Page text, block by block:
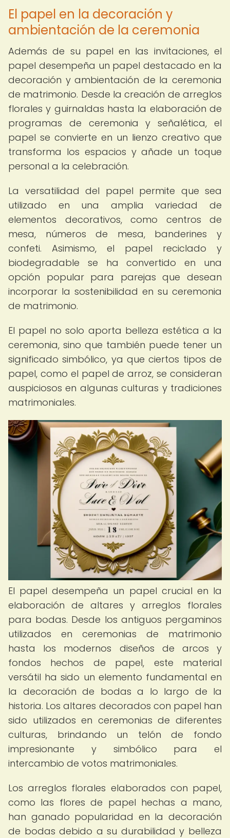
El papel en la decoración y
ambientación de la ceremonia
Además de su papel en las invitaciones, el
papel desempeña un papel destacado en la
decoración y ambientación de la ceremonia
de matrimonio. Desde la creación de arreglos
florales y guirnaldas hasta la elaboración de
programas de ceremonia y señalética, el
papel se convierte en un lienzo creativo que
transforma los espacios y añade un toque
personal a la celebración.
La versatilidad del papel permite que sea
utilizado en una amplia variedad de
elementos decorativos, como centros de
mesa, números de mesa, banderines y
confeti. Asimismo, el papel reciclado y
biodegradable se ha convertido en una
opción popular para parejas que desean
incorporar la sostenibilidad en su ceremonia
de matrimonio.
El papel no solo aporta belleza estética a la
ceremonia, sino que también puede tener un
significado simbólico, ya que ciertos tipos de
papel, como el papel de arroz, se consideran
auspiciosos en algunas culturas y tradiciones
matrimoniales.
El papel desempeña un papel crucial en la
elaboración de altares y arreglos florales
para bodas. Desde los antiguos pergaminos
utilizados en ceremonias de matrimonio
hasta los modernos diseños de arcos y
fondos hechos de papel, este material
versátil ha sido un elemento fundamental en
la decoración de bodas a lo largo de la
historia. Los altares decorados con papel han
sido utilizados en ceremonias de diferentes
culturas, brindando un telón de fondo
impresionante y simbólico para el
intercambio de votos matrimoniales.
Los arreglos florales elaborados con papel,
como las flores de papel hechas a mano,
han ganado popularidad en la decoración
de bodas debido a su durabilidad y belleza